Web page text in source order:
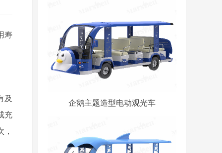
寿
及
充
企鹅主题造型电动观光车